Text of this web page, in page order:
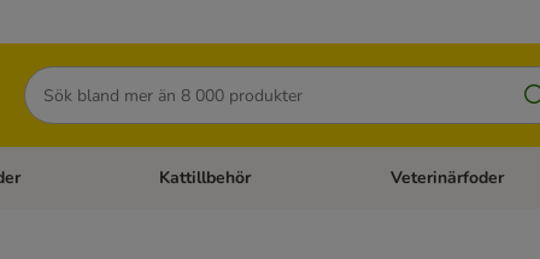
Sök
menu: HundtillbehörOpen category menu: Kattfoder
Kattillbehör Open category
Veterinärfoder